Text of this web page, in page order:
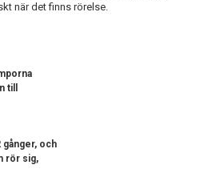
när det finns rörelse.
till
gånger, och
rör sig,